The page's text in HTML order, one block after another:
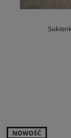
NOWOŚĆ